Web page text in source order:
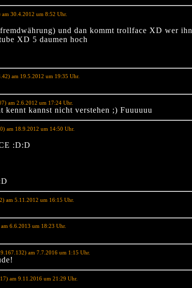
30.4.2012 um 8:52 Uhr.
und dan kommt trollface XD wer ihn
XD 5 daumen hoch
am 19.5.2012 um 19:35 Uhr.
am 2.6.2012 um 17:24 Uhr.
kennt kannst nicht verstehen ;) Fuuuuuu
am 18.9.2012 um 14:50 Uhr.
:D:D
am 5.11.2012 um 16:15 Uhr.
6.6.2013 um 18:23 Uhr.
am 7.7.2016 um 1:15 Uhr.
am 9.11.2016 um 21:29 Uhr.